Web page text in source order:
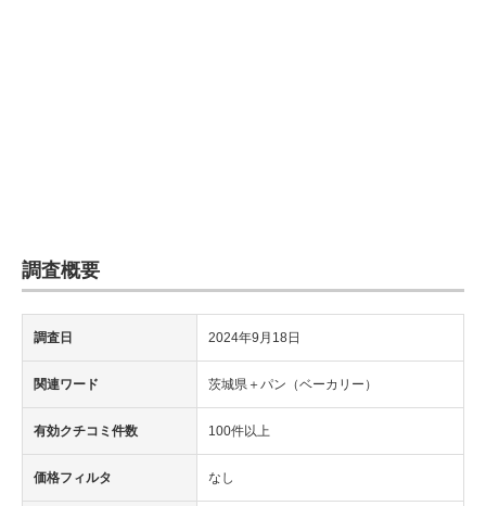
調査概要
調査日 2024年9月18日
関連ワード 茨城県＋パン（ベーカリー）
有効クチコミ件数 100件以上
価格フィルタ なし